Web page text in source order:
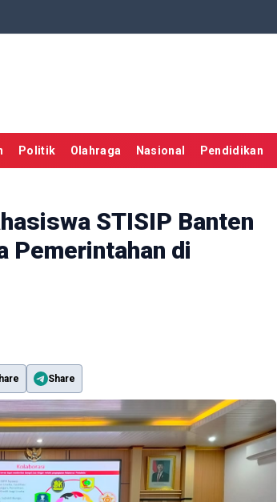
Politik Olahraga Nasional Pendidikan
STISIP Banten
Pemerintahan di
Share